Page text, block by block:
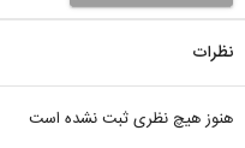
نظرات
هنوز هیچ نظری ثبت نشده است